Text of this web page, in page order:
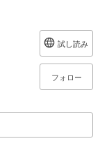
試し読み
フォロー